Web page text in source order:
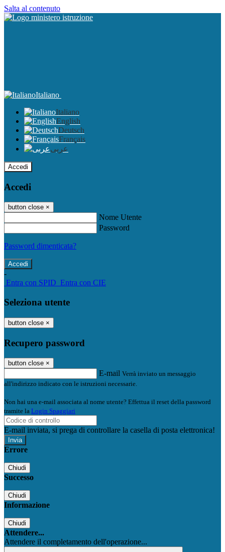
Salta al contenuto
Italiano
Italiano
English
Deutsch
Français
عربى
Accedi
Accedi
button close ×
Nome Utente
Password
Password dimenticata?
-
Entra con SPID Entra con CIE
Seleziona utente
button close ×
Recupero password
button close ×
E-mail Verrà inviato un messaggio
all'indirizzo indicato con le istruzioni necessarie.
Non hai una e-mail associata al nome utente? Effettua il reset della password
tramite la Login Spaggiari
E-mail inviata, si prega di controllare la casella di posta elettronica!
Errore
Chiudi
Successo
Chiudi
Informazione
Chiudi
Attendere...
Attendere il completamento dell'operazione...